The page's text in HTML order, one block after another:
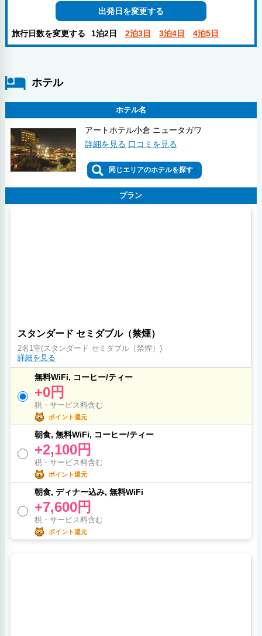
出発日を変更する
旅行日数を変更する 1泊2日 2泊3日 3泊4日 4泊5日
ホテル
ホテル名
アートホテル小倉 ニュータガワ
詳細を見る 口コミを見る
同じエリアのホテルを探す
プラン
スタンダード セミダブル（禁煙）
2名1室(スタンダード セミダブル（禁煙）)
詳細を見る
無料WiFi, コーヒー/ティー
+0円
税・サービス料含む
ポイント還元
朝食, 無料WiFi, コーヒー/ティー
+2,100円
税・サービス料含む
ポイント還元
朝食, ディナー込み, 無料WiFi
+7,600円
税・サービス料含む
ポイント還元